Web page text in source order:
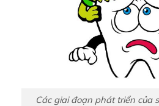
Các giai đoạn phát triển của